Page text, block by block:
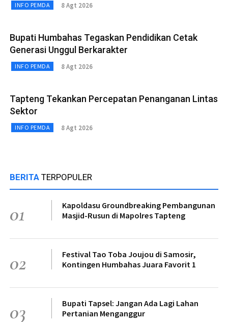
INFO PEMDA 8 Agt 2026
Bupati Humbahas Tegaskan Pendidikan Cetak
Generasi Unggul Berkarakter
INFO PEMDA 8 Agt 2026
Tapteng Tekankan Percepatan Penanganan Lintas
Sektor
INFO PEMDA 8 Agt 2026
BERITA TERPOPULER
01
Kapoldasu Groundbreaking Pembangunan
Masjid-Rusun di Mapolres Tapteng
02
Festival Tao Toba Joujou di Samosir,
Kontingen Humbahas Juara Favorit 1
03
Bupati Tapsel: Jangan Ada Lagi Lahan
Pertanian Menganggur